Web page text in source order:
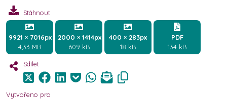
Stáhnout
9921 × 7016px
4,33 MB
2000 × 1414px
609 kB
400 × 283px
18 kB
PDF
134 kB
Sdílet
Vytvořeno pro